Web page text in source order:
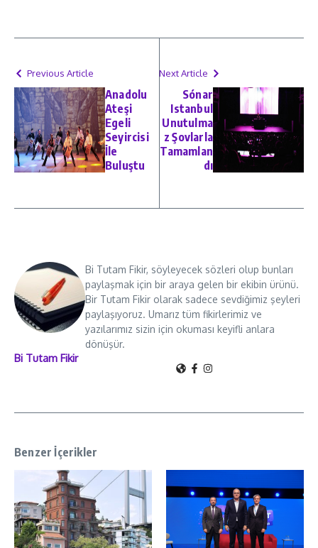
Previous Article
Anadolu
Ateşi
Egeli
Seyircisi
İle
Buluştu
Next Article
Sónar
Istanbul
Unutulma
z Şovlarla
Tamamlan
dı
Bi Tutam Fikir
Bi Tutam Fikir, söyleyecek sözleri olup bunları
paylaşmak için bir araya gelen bir ekibin ürünü.
Bir Tutam Fikir olarak sadece sevdiğimiz şeyleri
paylaşıyoruz. Umarız tüm fikirlerimiz ve
yazılarımız sizin için okuması keyifli anlara
dönüşür.
Benzer İçerikler